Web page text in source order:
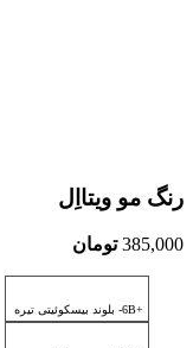
رنگ مو ویتااِل
385,000 تومان
+6B- بلوند بیسکوئیتی تیره